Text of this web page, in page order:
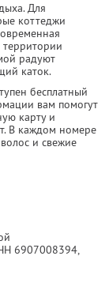
Для
коттеджи
радуют
каток.
бесплатный
вам помогут
карту и
В каждом номере
и свежие
6907008394,